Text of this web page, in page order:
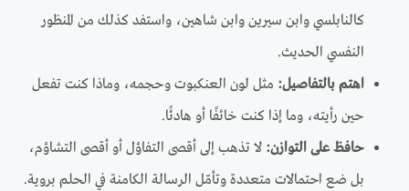
كالنابلسي وابن سيرين وابن شاهين، واستفد كذلك من المنظور
النفسي الحديث.
اهتم بالتفاصيل: مثل لون العنكبوت وحجمه، وماذا كنت تفعل
حين رأيته، وما إذا كنت خائفًا أو هادئًا.
حافظ على التوازن: لا تذهب إلى أقصى التفاؤل أو أقصى التشاؤم،
بل ضع احتمالات متعددة وتأمّل الرسالة الكامنة في الحلم بروية.